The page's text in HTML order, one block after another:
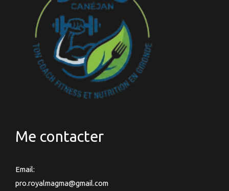
Me contacter
Email:
pro.royalmagma@gmail.com